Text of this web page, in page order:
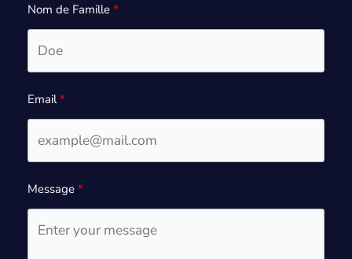
Nom de Famille
Email
Message